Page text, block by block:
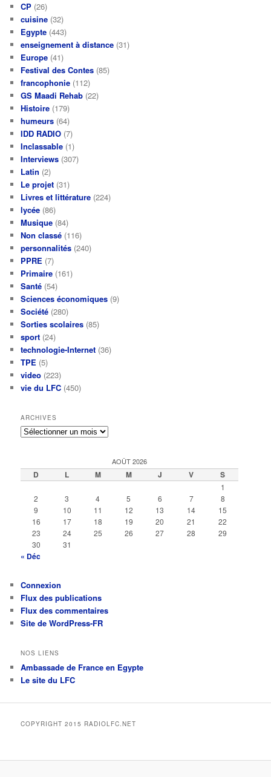
CP (26)
cuisine (32)
Egypte (443)
enseignement à distance (31)
Europe (41)
Festival des Contes (85)
francophonie (112)
GS Maadi Rehab (22)
Histoire (179)
humeurs (64)
IDD RADIO (7)
Inclassable (1)
Interviews (307)
Latin (2)
Le projet (31)
Livres et littérature (224)
lycée (86)
Musique (84)
Non classé (116)
personnalités (240)
PPRE (7)
Primaire (161)
Santé (54)
Sciences économiques (9)
Société (280)
Sorties scolaires (85)
sport (24)
technologie-Internet (36)
TPE (5)
video (223)
vie du LFC (450)
ARCHIVES
Archives
AOÛT 2026
D L M M J V S
1
2
3 4 5 6 7
8
9
10 11 12 13 14
15
16
17 18 19 20 21
22
23
24 25 26 27 28
29
30
31
« Déc
Connexion
Flux des publications
Flux des commentaires
Site de WordPress-FR
NOS LIENS
Ambassade de France en Egypte
Le site du LFC
COPYRIGHT 2015 RADIOLFC.NET